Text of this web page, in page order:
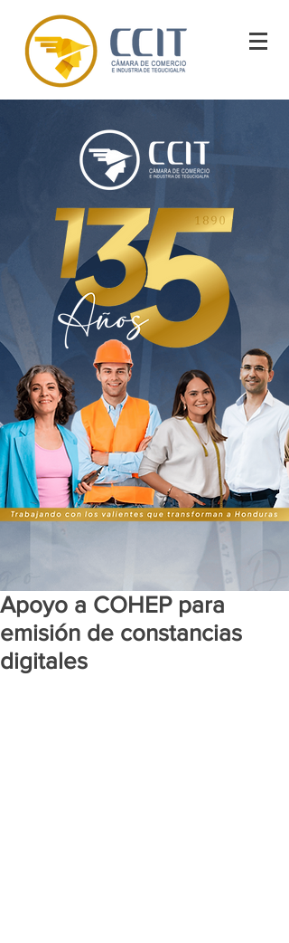
Apoyo a COHEP para
emisión de constancias
digitales